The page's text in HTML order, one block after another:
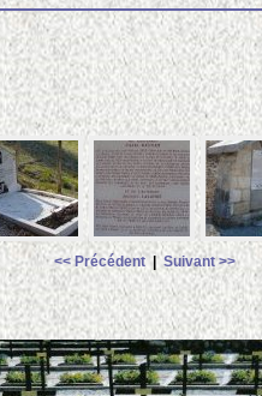
<< Précédent|Suivant >>